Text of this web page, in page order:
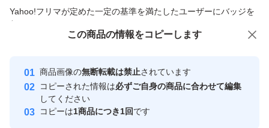
お値下げはしません。
Yahoo!フリマが定めた一定の基準を満たしたユーザーにバッジを
付与しています
安心取引出品者
心・安全なユーザーです
取引実績
この商品の情報をコピーします
商品画像の無断転載は禁止されています
コピーされた情報は必ずご自身の商品に合わせて編集
してください
コピーは1商品につき1回です
この商品をみている人にオススメ